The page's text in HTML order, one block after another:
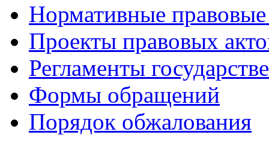
Нормативные
Проекты правовых
Регламенты
Формы обращений
Порядок обжалования